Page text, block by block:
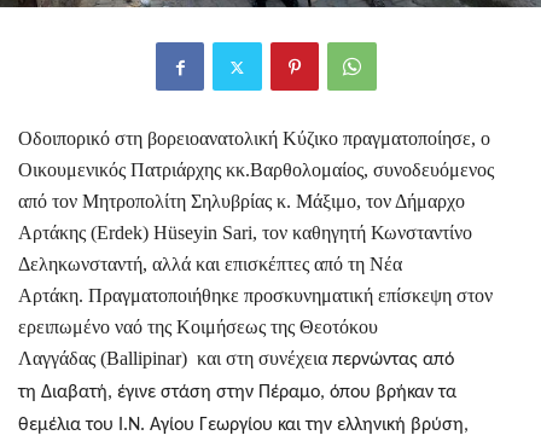
Οδοιπορικό στη βορειοανατολική Κύζικο πραγματοποίησε, ο
Οικουμενικός Πατριάρχης κκ.Βαρθολομαίος, συνοδευόμενος
από τον Μητροπολίτη Σηλυβρίας κ. Μάξιμο, τον Δήμαρχο
Αρτάκης (Erdek) Hüseyin Sari, τον καθηγητή Κωνσταντίνο
Δεληκωνσταντή, αλλά και επισκέπτες από τη Νέα
Αρτάκη. Πραγματοποιήθηκε προσκυνηματική επίσκεψη στον
ερειπωμένο ναό της Κοιμήσεως της Θεοτόκου
Λαγγάδας (Ballipinar) και στη συνέχεια περνώντας από
τη Διαβατή, έγινε στάση στην Πέραμο, όπου βρήκαν τα
θεμέλια του Ι.Ν. Αγίου Γεωργίου και την ελληνική βρύση,